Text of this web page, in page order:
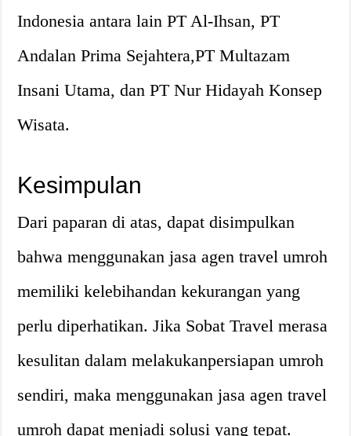
Indonesia antara lain PT Al-Ihsan, PT
Andalan Prima Sejahtera,PT Multazam
Insani Utama, dan PT Nur Hidayah Konsep
Wisata.
Kesimpulan
Dari paparan di atas, dapat disimpulkan
bahwa menggunakan jasa agen travel umroh
memiliki kelebihandan kekurangan yang
perlu diperhatikan. Jika Sobat Travel merasa
kesulitan dalam melakukanpersiapan umroh
sendiri, maka menggunakan jasa agen travel
umroh dapat menjadi solusi yang tepat.